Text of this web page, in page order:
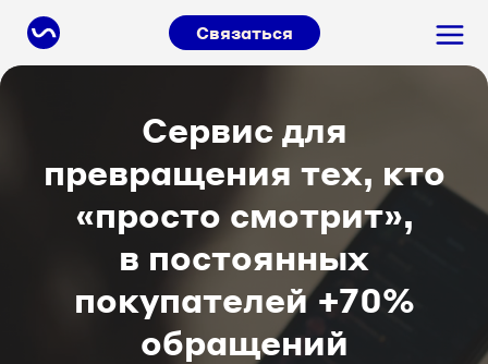
Связаться
Сервис для
превращения тех, кто
«просто смотрит»,
в постоянных
покупателей +70%
обращений